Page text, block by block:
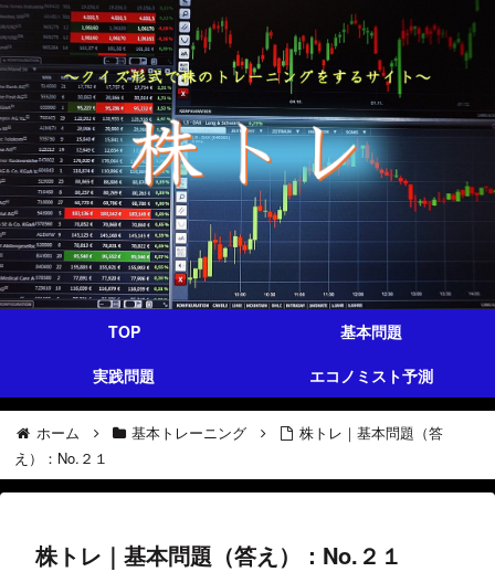
TOP
基本問題
実践問題
エコノミスト予測
ホーム 基本トレーニング
株トレ｜基本問題（答
え）：No.２１
株トレ｜基本問題（答え）：No.２１